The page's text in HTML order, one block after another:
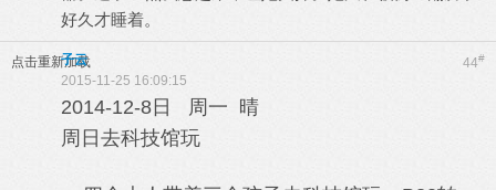
好久才睡着。
点击重新加载 44#
子云
2015-11-25 16:09:15
2014-12-8日 周一 晴
周日去科技馆玩